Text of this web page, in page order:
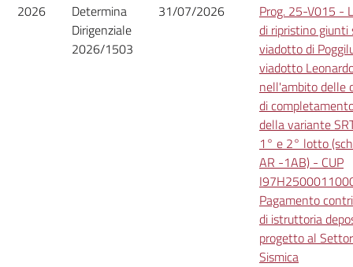
2026
Determina
Dirigenziale
2026/1503
31/07/2026
Prog. 25-V015 -
di ripristino giunti
viadotto di
viadotto
nell'ambito delle
di
della variante
1° e 2° lotto
AR -1AB) - CUP
Pagamento
di istruttoria
progetto al
Sismica